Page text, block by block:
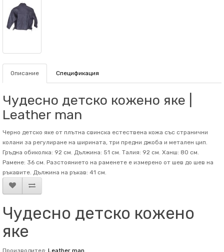
Описание Спецификация
Чудесно детско кожено яке |
Leather man
Черно детско яке от плътна свинска естествена кожа със странични
колани за регулиране на ширината, три предни джоба и метален цип.
Гръдна обиколка: 92 см. Дължина: 51 см. Талия: 92 см. Ханш: 80 см.
Рамене: 36 см. Разстоянието на раменете е измерено от шев до шев на
ръкавите. Дължина на ръкав: 41 см.
Чудесно детско кожено
яке
Производител: Leather man